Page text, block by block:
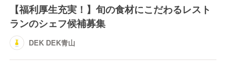
【福利厚生充実！】旬の食材にこだわるレスト
ランのシェフ候補募集
DEK DEK青山